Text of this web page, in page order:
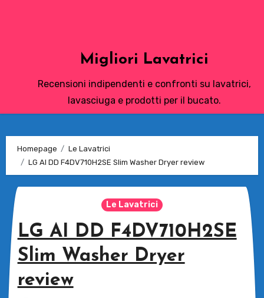
Migliori Lavatrici
Recensioni indipendenti e confronti su lavatrici,
lavasciuga e prodotti per il bucato.
Homepage
Le Lavatrici
LG AI DD F4DV710H2SE Slim Washer Dryer review
Le Lavatrici
LG AI DD F4DV710H2SE
Slim Washer Dryer
review